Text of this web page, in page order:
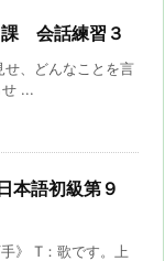
課 会話練習３
せ、どんなことを言
...
本語初級第９
》 T：歌です。上